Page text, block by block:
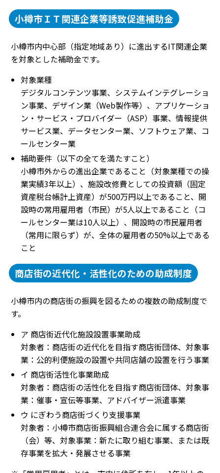
小樽市ＩＴ関連企業等誘致促進補助金
小樽市内中心部（指定地域あり）に進出するIT関連企業
を対象とした補助金です。
対象業種
デジタルコンテンツ事業、システムインテグレーショ
ン事業、デザイン業（Web製作等）、アプリケーショ
ン・サービス・プロバイダー（ASP）事業、情報提供
サービス業、データセンター業、ソフトウェア業、コ
ールセンター業
補助要件（以下の全てを満たすこと）
小樽市外からの進出企業であること（対象業種での操
業実績3年以上）、施設改修費としての投資額（固定
資産税台帳計上資産）が500万円以上であること、開
設時の常用雇用者（市民）が5人以上であること（コ
ールセンター業は10人以上）、開設時の市民雇用者
（常用に限らず）が、全体の雇用者の50%以上である
こと
商店街の近代化・活性化のための助成制度
小樽市内の商店街の振興を図るための複数の助成制度で
す。
ア 商店街近代化施設設置事業助成
対象者：商店街の近代化を目指す商店街団体、対象事
業：公的利便施設の設置や共同店舗の設置を行う事業
イ 商店街活性化事業助成
対象者：商店街の活性化を目指す商店街団体、対象事
業：催事・宣伝等事業、アドバイザー派遣事業
ウ にぎわう商店街づくり支援事業
対象者：小樽市商店街振興組合連合会に属する商店街
（会）等、対象事業：新たに取り組む事業、または既
存事業を拡大・発展させる事業